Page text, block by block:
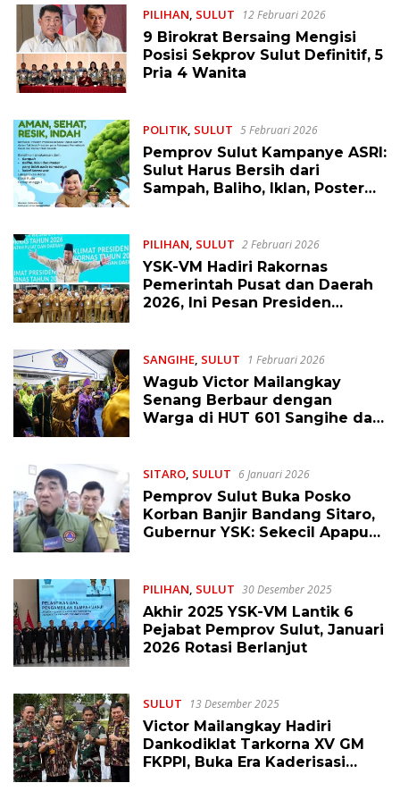
PILIHAN, SULUT 12 Februari 2026
9 Birokrat Bersaing Mengisi
Posisi Sekprov Sulut Definitif, 5
Pria 4 Wanita
POLITIK, SULUT 5 Februari 2026
Pemprov Sulut Kampanye ASRI:
Sulut Harus Bersih dari
Sampah, Baliho, Iklan, Poster
PILIHAN, SULUT 2 Februari 2026
YSK-VM Hadiri Rakornas
Pemerintah Pusat dan Daerah
2026, Ini Pesan Presiden
SANGIHE, SULUT 1 Februari 2026
Wagub Victor Mailangkay
Senang Berbaur dengan
Warga di HUT 601 Sangihe dan
SITARO, SULUT 6 Januari 2026
Pemprov Sulut Buka Posko
Korban Banjir Bandang Sitaro,
Gubernur YSK: Sekecil Apapun
PILIHAN, SULUT 30 Desember 2025
Akhir 2025 YSK-VM Lantik 6
Pejabat Pemprov Sulut, Januari
2026 Rotasi Berlanjut
SULUT 13 Desember 2025
Victor Mailangkay Hadiri
Dankodiklat Tarkorna XV GM
FKPPI, Buka Era Kaderisasi